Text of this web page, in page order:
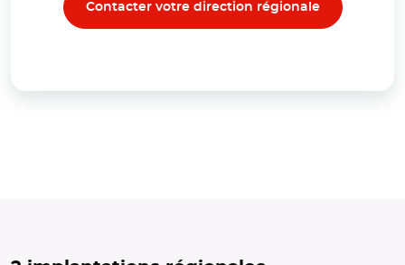
Contacter votre direction régionale